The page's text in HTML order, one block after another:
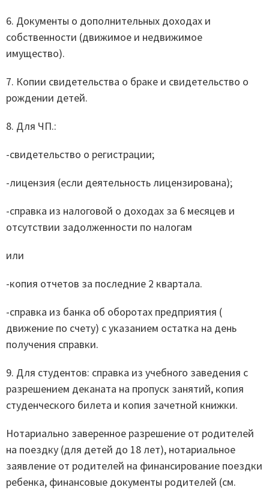
6. Документы о дополнительных доходах и
собственности (движимое и недвижимое
имущество).
7. Копии свидетельства о браке и свидетельство о
рождении детей.
8. Для ЧП.:
-свидетельство о регистрации;
-лицензия (если деятельность лицензирована);
-справка из налоговой о доходах за 6 месяцев и
отсутствии задолженности по налогам
или
-копия отчетов за последние 2 квартала.
-справка из банка об оборотах предприятия (
движение по счету) с указанием остатка на день
получения справки.
9. Для студентов: справка из учебного заведения с
разрешением деканата на пропуск занятий, копия
студенческого билета и копия зачетной книжки.
Нотариально заверенное разрешение от родителей
на поездку (для детей до 18 лет), нотариальное
заявление от родителей на финансирование поездки
ребенка, финансовые документы родителей (см.